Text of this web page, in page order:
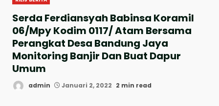
Serda Ferdiansyah Babinsa Koramil
06/Mpy Kodim 0117/ Atam Bersama
Perangkat Desa Bandung Jaya
Monitoring Banjir Dan Buat Dapur
Umum
admin Januari 2, 2022 2 min read